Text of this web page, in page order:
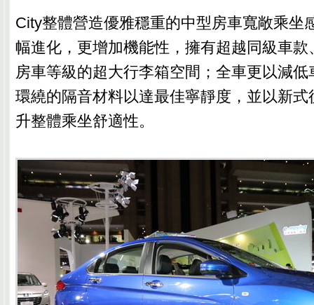
City整體營造優雅穩重的中型房車寬敞乘坐
幅進化，更增加機能性，擁有超越同級車
房車等級的超大行李箱空間；全車更以減
環繞的隔音材料以達最佳寧靜度，並以新
升整體乘坐舒適性。